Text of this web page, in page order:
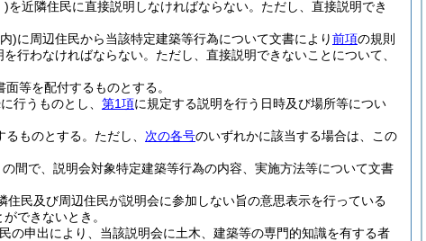
)を近隣住民に直接説明しなければならない。 ただし、直接説明でき
)に周辺住民から当該特定建築等行為について文書により前項の規則
行わなければならない。 ただし、直接説明できないことについて、
等を配付するものとする。
行うものとし、 第1項に規定する説明を行う日時及び場所等につい
ものとする。 ただし、 次の各号のいずれかに該当する場合は、この
間で、説明会対象特定建築等行為の内容、実施方法等について文書
民及び周辺住民が説明会に参加しない旨の意思表示を行っている
できないとき。
の申出により、当該説明会に土木、建築等の専門的知識を有する者